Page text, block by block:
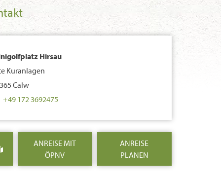
Hirsau
Kuranlagen
Calw
+49 172 3692475
ANREISE MIT
ÖPNV
ANREISE
PLANEN